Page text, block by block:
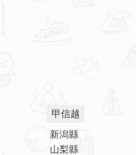
甲信越
新潟縣
山梨縣